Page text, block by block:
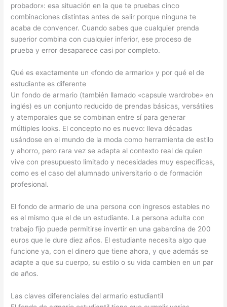
probador»: esa situación en la que te pruebas cinco
combinaciones distintas antes de salir porque ninguna te
acaba de convencer. Cuando sabes que cualquier prenda
superior combina con cualquier inferior, ese proceso de
prueba y error desaparece casi por completo.
Qué es exactamente un «fondo de armario» y por qué el de
estudiante es diferente
Un fondo de armario (también llamado «capsule wardrobe» en
inglés) es un conjunto reducido de prendas básicas, versátiles
y atemporales que se combinan entre sí para generar
múltiples looks. El concepto no es nuevo: lleva décadas
usándose en el mundo de la moda como herramienta de estilo
y ahorro, pero rara vez se adapta al contexto real de quien
vive con presupuesto limitado y necesidades muy específicas,
como es el caso del alumnado universitario o de formación
profesional.
El fondo de armario de una persona con ingresos estables no
es el mismo que el de un estudiante. La persona adulta con
trabajo fijo puede permitirse invertir en una gabardina de 200
euros que le dure diez años. El estudiante necesita algo que
funcione ya, con el dinero que tiene ahora, y que además se
adapte a que su cuerpo, su estilo o su vida cambien en un par
de años.
Las claves diferenciales del armario estudiantil